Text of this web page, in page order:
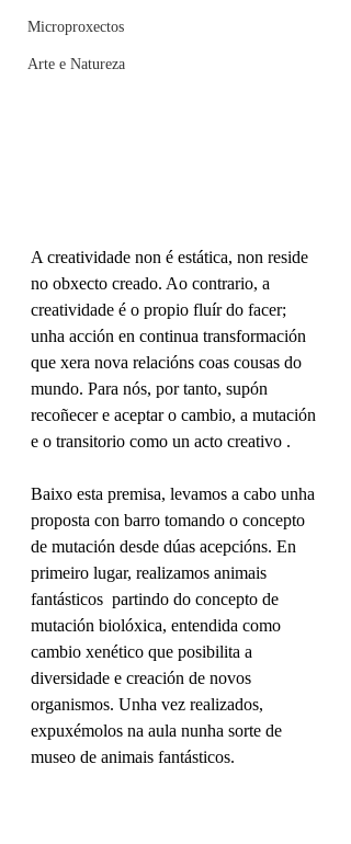
Microproxectos
Arte e Natureza
A creatividade non é estática, non reside
no obxecto creado. Ao contrario, a
creatividade é o propio fluír do facer;
unha acción en continua transformación
que xera nova relacións coas cousas do
mundo. Para nós, por tanto, supón
recoñecer e aceptar o cambio, a mutación
e o transitorio como un acto creativo .
Baixo esta premisa, levamos a cabo unha
proposta con barro tomando o concepto
de mutación desde dúas acepcións. En
primeiro lugar, realizamos animais
fantásticos  partindo do concepto de
mutación biolóxica, entendida como
cambio xenético que posibilita a
diversidade e creación de novos
organismos. Unha vez realizados,
expuxémolos na aula nunha sorte de
museo de animais fantásticos.